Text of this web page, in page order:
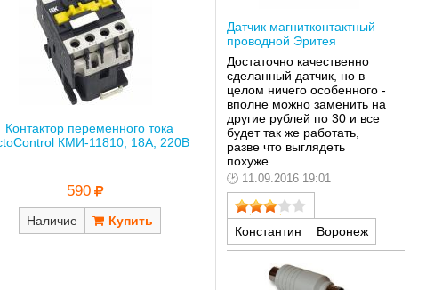
Контактор переменного тока
КМИ-11810, 18А, 220В
590
Наличие
Датчик магнитконтактный
проводной Эритея
Достаточно качественно
сделанный датчик, но в
целом ничего особенного -
вполне можно заменить на
другие рублей по 30 и все
будет так же работать,
разве что выглядеть
похуже.
11.09.2016 19:01
Константин Воронеж